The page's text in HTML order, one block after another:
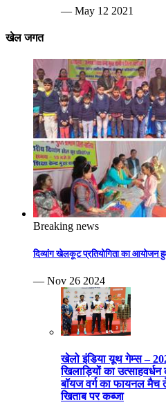
— May 12 2021
खेल जगत
Breaking news
दिव्यांग खेलकूट प्रतियोगिता का आयोजन
— Nov 26 2024
खेलो इंडिया यूथ गेम्स –
खिलाड़ियों का
बॉयज वर्ग का फायनल मैच
खिताब पर कब्जा